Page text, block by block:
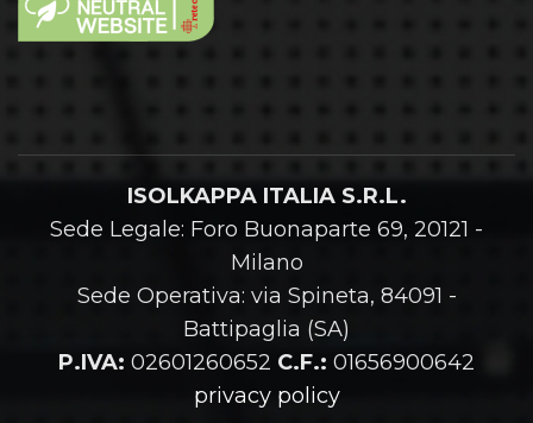
ISOLKAPPA ITALIA S.R.L.
Sede Legale: Foro Buonaparte 69, 20121 -
Milano
Sede Operativa: via Spineta, 84091 -
Battipaglia (SA)
P.IVA: 02601260652 C.F.: 01656900642
privacy policy